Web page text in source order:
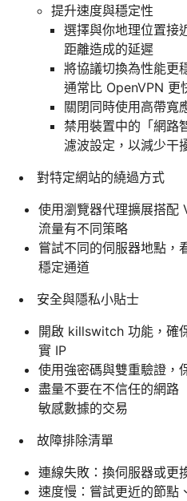
提升速度與穩定性
選擇與你地理位置接
距離造成的延遲
將協議切換為性能更
通常比 OpenVPN 更
關閉同時使用高帶寬
禁用裝置中的「網路
濾波設定，以減少干
對特定網站的繞過方式
使用瀏覽器代理擴展搭配
流量有不同策略
嘗試不同的伺服器地點，
穩定通道
安全與隱私小貼士
開啟 killswitch 功能，確
實 IP
使用強密碼與雙重驗證，
盡量不要在不信任的網路
敏感數據的交易
故障排除清單
連線失敗：換伺服器或更
速度慢：嘗試更近的節點